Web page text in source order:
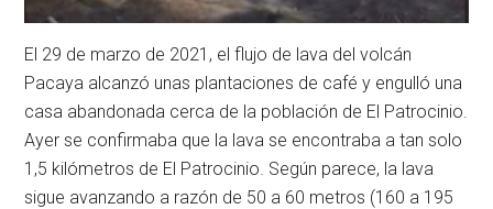
El 29 de marzo de 2021, el flujo de lava del volcán
Pacaya alcanzó unas plantaciones de café y engulló una
casa abandonada cerca de la población de El Patrocinio.
Ayer se confirmaba que la lava se encontraba a tan solo
1,5 kilómetros de El Patrocinio. Según parece, la lava
sigue avanzando a razón de 50 a 60 metros (160 a 195